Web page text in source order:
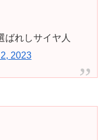
れしサイヤ人
2023